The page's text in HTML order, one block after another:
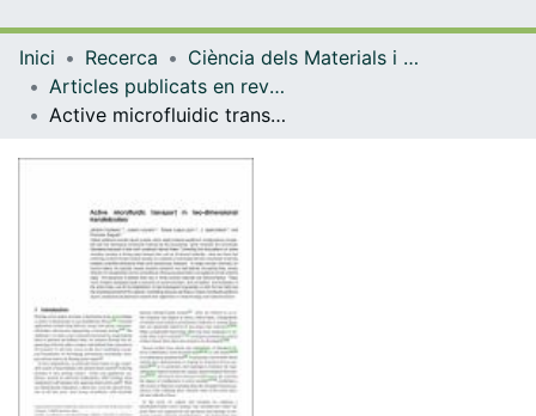
Navega per tot el DD
Contacte
Inici Recerca
Ciència dels Materials i Química Física
Articles publicats en revistes (Ciència dels Materials i Química Física)
Active microfluidic transport in two-dimensional handlebodies